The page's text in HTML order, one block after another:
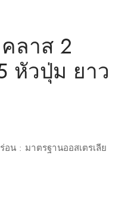
ลาส 2
หัวปุ่ม ยาว
น : มาตรฐานออสเตรเลีย